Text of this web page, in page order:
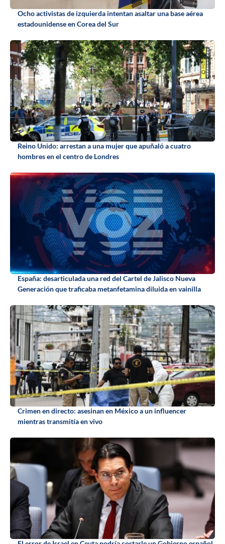
Ocho activistas de izquierda intentan asaltar una base aérea
estadounidense en Corea del Sur
Reino Unido: arrestan a una mujer que apuñaló a cuatro
hombres en el centro de Londres
España: desarticulada una red del Cartel de Jalisco Nueva
Generación que traficaba metanfetamina diluida en vainilla
Crimen en directo: asesinan en México a un influencer
mientras transmitía en vivo